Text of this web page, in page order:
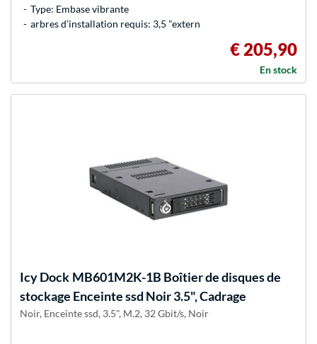
Type: Embase vibrante
arbres d’installation requis: 3,5 "extern
€ 205,90
En stock
Icy Dock MB601M2K-1B Boîtier de disques de
stockage Enceinte ssd Noir 3.5", Cadrage
Noir, Enceinte ssd, 3.5", M.2, 32 Gbit/s, Noir